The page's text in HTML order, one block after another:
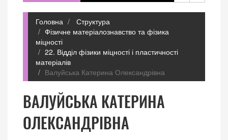
Головна
Структура
Фізичне матеріалознавство та фізика
міцності
22. Відділ фізики міцності і пластичності
матеріалів
Валуйська Катерина Олександрівна
ВАЛУЙСЬКА КАТЕРИНА
ОЛЕКСАНДРІВНА